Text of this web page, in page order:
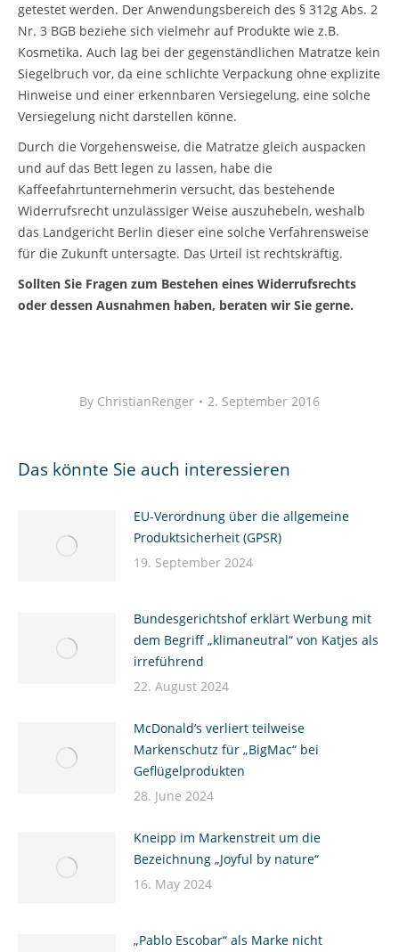
getestet werden. Der Anwendungsbereich des § 312g Abs. 2
Nr. 3 BGB beziehe sich vielmehr auf Produkte wie z.B.
Kosmetika. Auch lag bei der gegenständlichen Matratze kein
Siegelbruch vor, da eine schlichte Verpackung ohne explizite
Hinweise und einer erkennbaren Versiegelung, eine solche
Versiegelung nicht darstellen könne.
Durch die Vorgehensweise, die Matratze gleich auspacken
und auf das Bett legen zu lassen, habe die
Kaffeefahrtunternehmerin versucht, das bestehende
Widerrufsrecht unzulässiger Weise auszuhebeln, weshalb
das Landgericht Berlin dieser eine solche Verfahrensweise
für die Zukunft untersagte. Das Urteil ist rechtskräftig.
Sollten Sie Fragen zum Bestehen eines Widerrufsrechts
oder dessen Ausnahmen haben, beraten wir Sie gerne.
By ChristianRenger 2. September 2016
Das könnte Sie auch interessieren
EU-Verordnung über die allgemeine
Produktsicherheit (GPSR)
19. September 2024
Bundesgerichtshof erklärt Werbung mit
dem Begriff „klimaneutral“ von Katjes als
irreführend
22. August 2024
McDonald’s verliert teilweise
Markenschutz für „BigMac“ bei
Geflügelprodukten
28. June 2024
Kneipp im Markenstreit um die
Bezeichnung „Joyful by nature“
16. May 2024
„Pablo Escobar“ als Marke nicht